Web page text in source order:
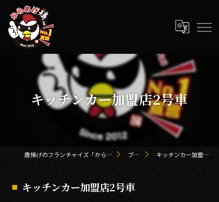
キッチンカー加盟店2号車
唐揚げのフランチャイズ「からあげ鶏 kei」 ブログ キッチンカー加盟店2号車
キッチンカー加盟店2号車